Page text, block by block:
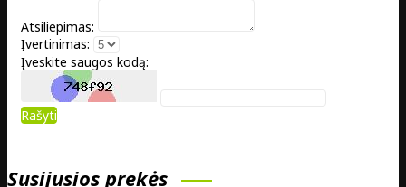
Atsiliepimas:
Įvertinimas:
Įveskite saugos kodą:
Rašyti
Susijusios prekės